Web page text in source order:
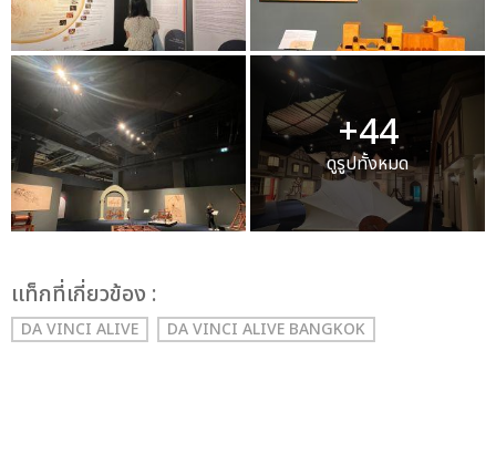
+44
ดูรูปทั้งหมด
เเท็กที่เกี่ยวข้อง :
DA VINCI ALIVE DA VINCI ALIVE BANGKOK